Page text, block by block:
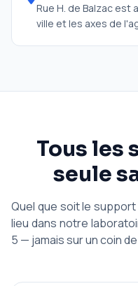
Rue H. de Balzac
ville et les axes de
Tous les
seule
Quel que soit le
lieu dans notre
5 — jamais sur un coin